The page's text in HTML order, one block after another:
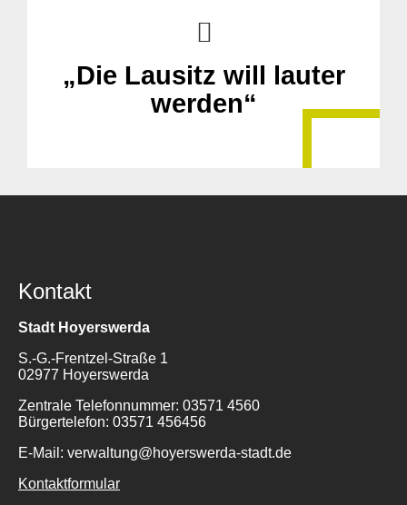
„Die Lausitz will lauter
werden“
Kontakt
Stadt Hoyerswerda
S.-G.-Frentzel-Straße 1
02977 Hoyerswerda
Zentrale Telefonnummer: 03571 4560
Bürgertelefon: 03571 456456
E-Mail: verwaltung@hoyerswerda-stadt.de
Kontaktformular